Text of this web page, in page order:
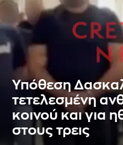
Υπόθεση
τετελεσμένη
κοινού και για
στους τρεις